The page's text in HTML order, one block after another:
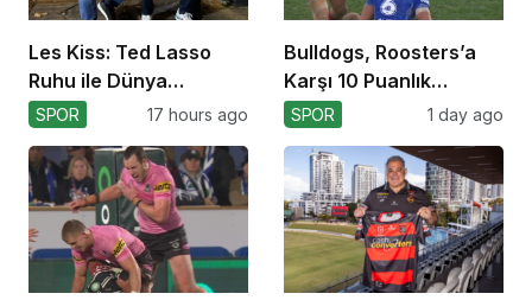
Les Kiss: Ted Lasso
Ruhu ile Dünya
Kupası’na
SPOR 17 hours ago
Bulldogs, Roosters’a
Karşı 10 Puanlık
Avantajı Yitirdi
SPOR 1 day ago